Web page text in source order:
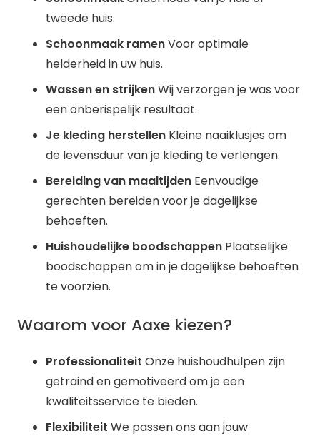
tweede huis.
Schoonmaak ramenVoor optimale
helderheid in uw huis.
Wassen en strijkenWij verzorgen je was voor
een onberispelijk resultaat.
Je kleding herstellen Kleine naaiklusjes om
de levensduur van je kleding te verlengen.
Bereiding van maaltijden Eenvoudige
gerechten bereiden voor je dagelijkse
behoeften.
Huishoudelijke boodschappen Plaatselijke
boodschappen om in je dagelijkse behoeften
te voorzien.
Waarom voor Aaxe kiezen?
Professionaliteit Onze huishoudhulpen zijn
getraind en gemotiveerd om je een
kwaliteitsservice te bieden.
Flexibiliteit We passen ons aan jouw